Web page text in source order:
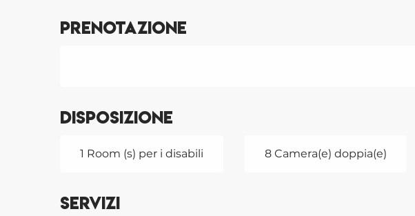
Prenotazione
Disposizione
1 Room (s) per i disabili 8 Camera(e) doppia(e)
Servizi